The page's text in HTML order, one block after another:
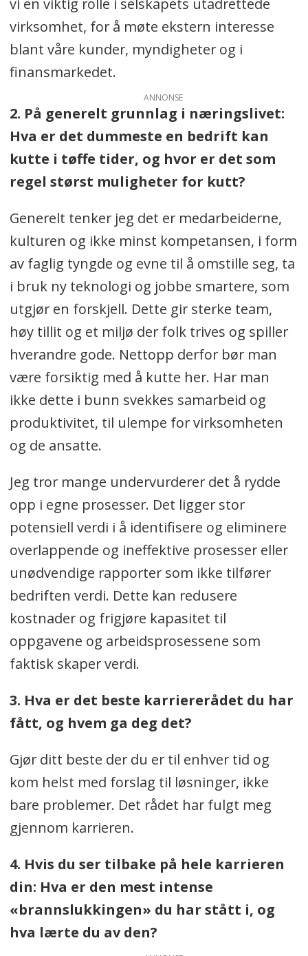
virksomhet, for å møte ekstern interesse
blant våre kunder, myndigheter og i
finansmarkedet.
ANNONSE
2. På generelt grunnlag i næringslivet:
Hva er det dummeste en bedrift kan
kutte i tøffe tider, og hvor er det som
regel størst muligheter for kutt?
Generelt tenker jeg det er medarbeiderne,
kulturen og ikke minst kompetansen, i form
av faglig tyngde og evne til å omstille seg, ta
i bruk ny teknologi og jobbe smartere, som
utgjør en forskjell. Dette gir sterke team,
høy tillit og et miljø der folk trives og spiller
hverandre gode. Nettopp derfor bør man
være forsiktig med å kutte her. Har man
ikke dette i bunn svekkes samarbeid og
produktivitet, til ulempe for virksomheten
og de ansatte.
Jeg tror mange undervurderer det å rydde
opp i egne prosesser. Det ligger stor
potensiell verdi i å identifisere og eliminere
overlappende og ineffektive prosesser eller
unødvendige rapporter som ikke tilfører
bedriften verdi. Dette kan redusere
kostnader og frigjøre kapasitet til
oppgavene og arbeidsprosessene som
faktisk skaper verdi.
3. Hva er det beste karriererådet du har
fått, og hvem ga deg det?
Gjør ditt beste der du er til enhver tid og
kom helst med forslag til løsninger, ikke
bare problemer. Det rådet har fulgt meg
gjennom karrieren.
4. Hvis du ser tilbake på hele karrieren
din: Hva er den mest intense
«brannslukkingen» du har stått i, og
hva lærte du av den?